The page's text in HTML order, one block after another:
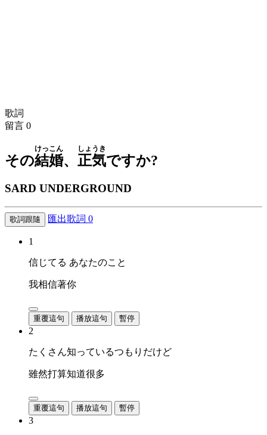
歌詞
留言 0
その結婚
けっこん
、 正気
しょうき
ですか?
SARD UNDERGROUND
歌詞跟隨 匯出歌詞 0
1
信じてる あなたのこと
我相信著你
重覆這句 播放這句 暫停
2
たくさん知っているつもりだけど
雖然打算知道很多
重覆這句 播放這句 暫停
3